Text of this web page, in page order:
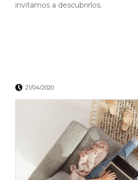
invitamos a descubrirlos.
21/04/2020